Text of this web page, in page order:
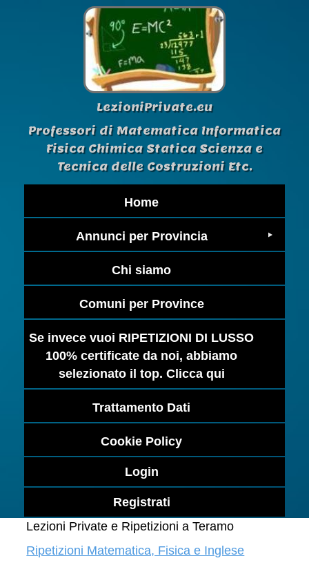
LezioniPrivate.eu
Professori di Matematica Informatica
Fisica Chimica Statica Scienza e
Tecnica delle Costruzioni Etc.
Home
Annunci per Provincia
Chi siamo
Comuni per Province
Se invece vuoi RIPETIZIONI DI LUSSO
100% certificate da noi, abbiamo
selezionato il top. Clicca qui
Trattamento Dati
Cookie Policy
Login
Registrati
Lezioni Private e Ripetizioni a Teramo
Ripetizioni Matematica, Fisica e Inglese